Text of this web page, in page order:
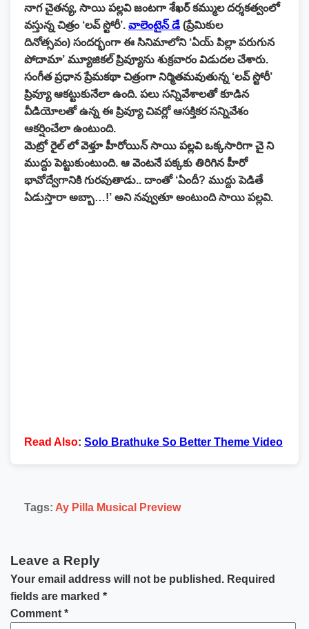
నాగ చైతన్య, సాయి పల్లవి జంటగా శేఖర్ కమ్ముల దర్శకత్వంలో
వస్తున్న చిత్రం ‘లవ్ స్టోరీ’. వాలెంటైన్ డే (ప్రేమికుల
దినోత్సవం) సందర్భంగా ఈ సినిమాలోని ‘ఏయ్ పిల్లా పరుగున
పోదామా’ మ్యూజికల్ ప్రివ్యూను శుక్రవారం విడుదల చేశారు.
సంగీత ప్రధాన ప్రేమకథా చిత్రంగా నిర్మితమవుతున్న ‘లవ్ స్టోరీ’
ప్రివ్యూ ఆకట్టుకునేలా ఉంది. పలు సన్నివేశాలతో కూడిన
వీడియోలతో ఉన్న ఈ ప్రివ్యూ చివర్లో ఆసక్తికర సన్నివేశం
ఆకర్షించేలా ఉంటుంది.
మెట్రో రైల్ లో వెళ్తూ హీరోయిన్ సాయి పల్లవి ఒక్కసారిగా చై ని
ముద్దు పెట్టుకుంటుంది. ఆ వెంటనే పక్కకు తిరిగిన హీరో
భావోద్వేగానికి గురవుతాడు.. దాంతో ‘ఏందీ? ముద్దు పెడితే
ఏడుస్తారా అబ్బా…!’ అని నవ్వుతూ అంటుంది సాయి పల్లవి.
Read Also: Solo Brathuke So Better Theme Video
Tags: Ay Pilla Musical Preview
Leave a Reply
Your email address will not be published. Required
fields are marked *
Comment *